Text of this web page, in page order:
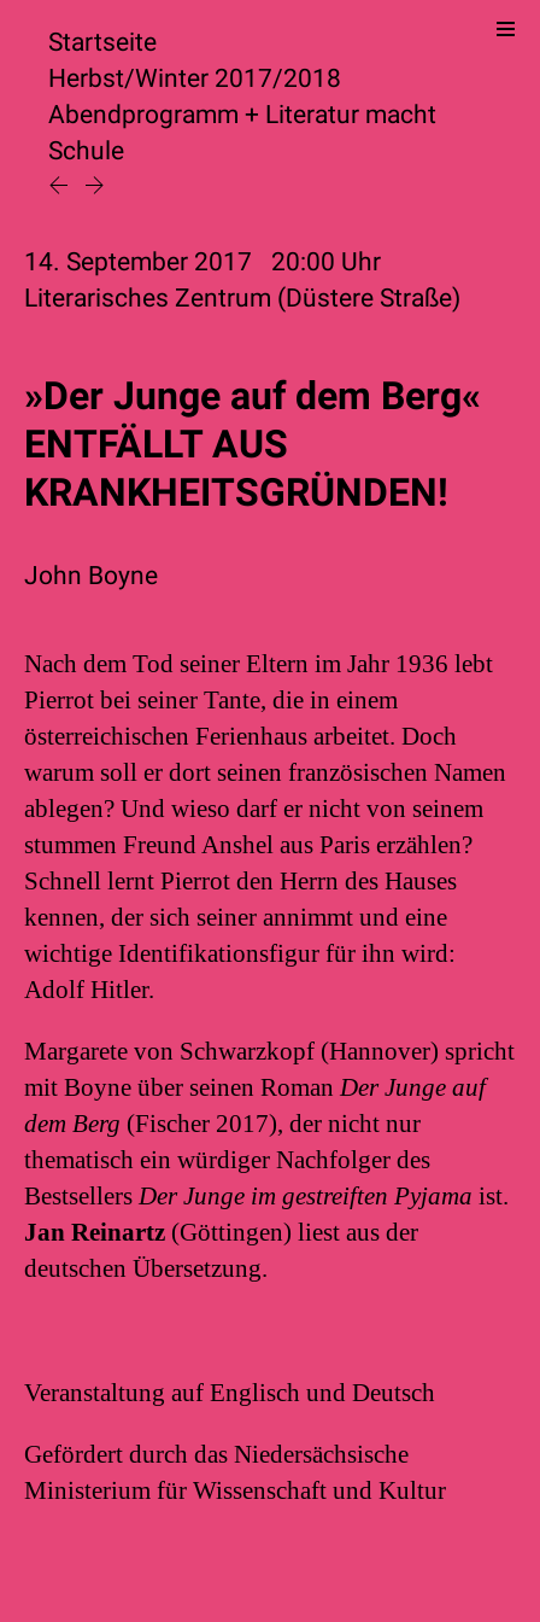
Startseite
Herbst/Winter 2017/2018
Abendprogramm + Literatur macht
Schule
14. September 2017 20:00 Uhr
Literarisches Zentrum (Düstere Straße)
»Der Junge auf dem Berg«
ENTFÄLLT AUS
KRANKHEITSGRÜNDEN!
John Boyne
Nach dem Tod seiner Eltern im Jahr 1936 lebt
Pierrot bei seiner Tante, die in einem
österreichischen Ferienhaus arbeitet. Doch
warum soll er dort seinen französischen Namen
ablegen? Und wieso darf er nicht von seinem
stummen Freund Anshel aus Paris erzählen?
Schnell lernt Pierrot den Herrn des Hauses
kennen, der sich seiner annimmt und eine
wichtige Identifikationsfigur für ihn wird:
Adolf Hitler.
Margarete von Schwarzkopf (Hannover) spricht
mit Boyne über seinen Roman Der Junge auf
dem Berg (Fischer 2017), der nicht nur
thematisch ein würdiger Nachfolger des
BestsellersDer Junge im gestreiften Pyjama ist.
Jan Reinartz (Göttingen) liest aus der
deutschen Übersetzung.
Veranstaltung auf Englisch und Deutsch
Gefördert durch das Niedersächsische
Ministerium für Wissenschaft und Kultur